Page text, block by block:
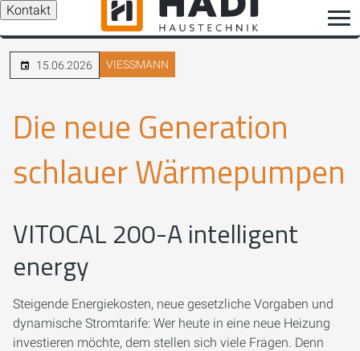
Kontakt
15.06.2026 VIESSMANN
Die neue Generation
schlauer Wärmepumpen
VITOCAL 200-A intelligent
energy
Steigende Energiekosten, neue gesetzliche Vorgaben und
dynamische Stromtarife: Wer heute in eine neue Heizung
investieren möchte, dem stellen sich viele Fragen. Denn